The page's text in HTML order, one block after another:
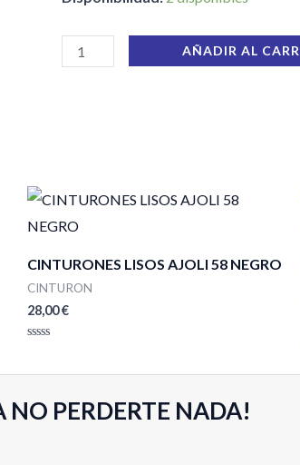
AÑADIR AL
CINTURONES LISOS AJOLI 58 NEGRO
CINTURON
28,00€
0
NO PERDERTE NADA!